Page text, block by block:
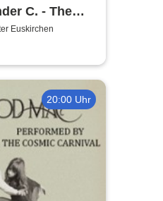
C. - The
Cohen
Euskirchen
20:00 Uhr